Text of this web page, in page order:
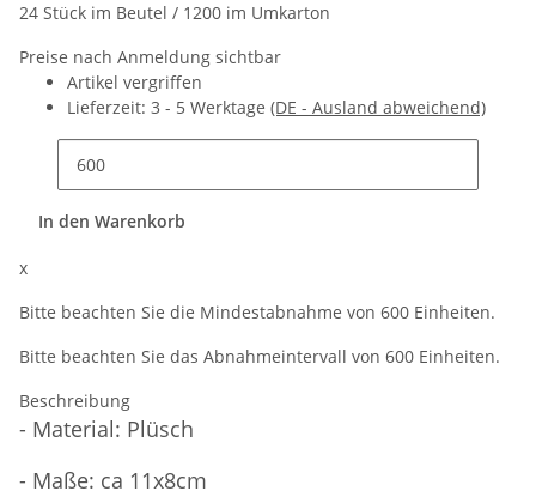
24 Stück im Beutel / 1200 im Umkarton
Preise nach Anmeldung sichtbar
Artikel vergriffen
Lieferzeit: 3 - 5 Werktage (DE - Ausland abweichend)
In den Warenkorb
x
Bitte beachten Sie die Mindestabnahme von 600 Einheiten.
Bitte beachten Sie das Abnahmeintervall von 600 Einheiten.
Beschreibung
- Material: Plüsch
- Maße: ca 11x8cm